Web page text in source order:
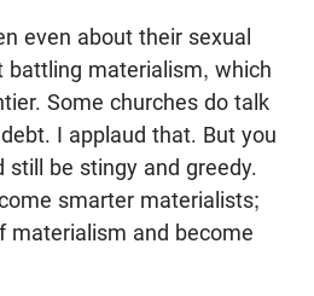
even about their sexual
battling materialism, which
Some churches do talk
I applaud that. But you
still be stingy and greedy.
smarter materialists;
materialism and become